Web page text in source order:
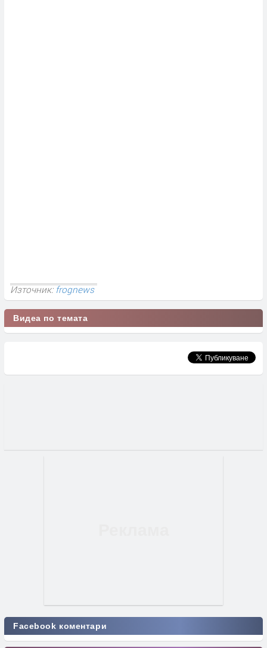
Източник: frognews
Видеа по темата
Facebook коментари